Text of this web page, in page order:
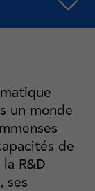
un monde
de
R&D
ses